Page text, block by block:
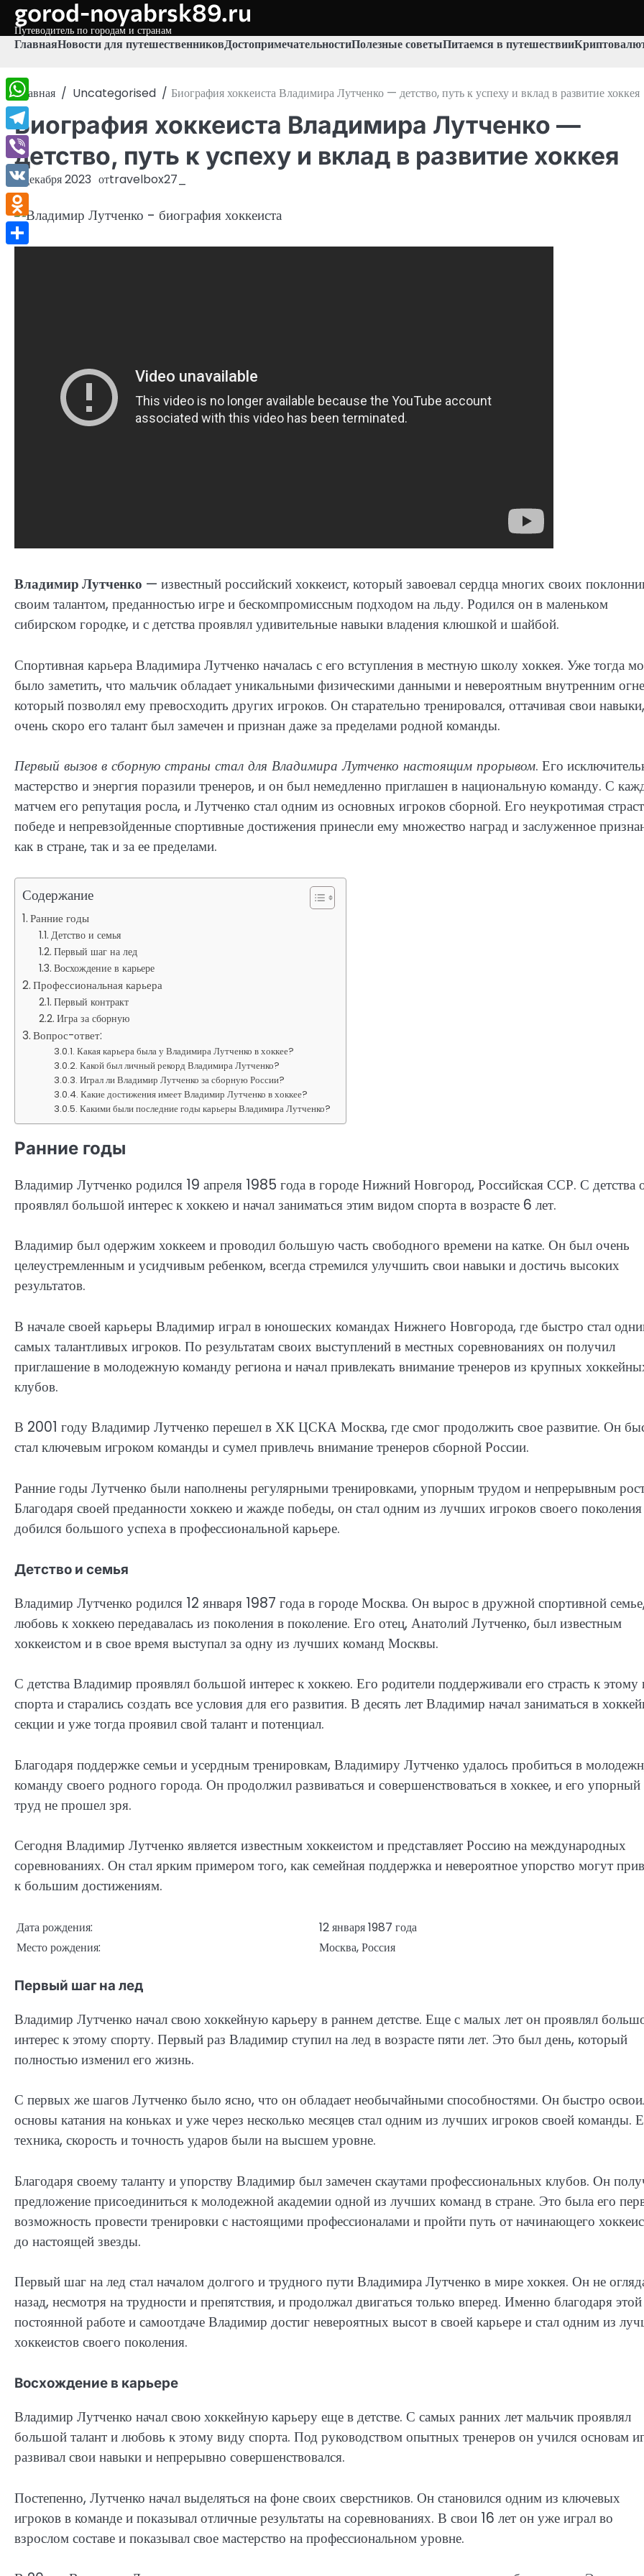
Перейти
содержимому
gorod-noyabrsk89.ru
Путеводитель по городам и странам
ГлавнаяНовости для путешественниковДостопримечательностиПолезные советыПитаемся в путешествии
Главная Uncategorised Биография хоккеиста Владимира Лутченко — детство, путь к успеху и вклад в развитие хоккея
Биография хоккеиста Владимира Лутченко —
детство, путь к успеху и вклад в развитие хоккея
3 декабря 2023 отtravelbox27_
Владимир Лутченко — известный российский хоккеист, который завоевал сердца многих своих
своим талантом, преданностью игре и бескомпромиссным подходом на льду. Родился он в маленьком
сибирском городке, и с детства проявлял удивительные навыки владения клюшкой и шайбой.
Спортивная карьера Владимира Лутченко началась с его вступления в местную школу хоккея. Уже тогда
было заметить, что мальчик обладает уникальными физическими данными и невероятным внутренним
который позволял ему превосходить других игроков. Он старательно тренировался, оттачивая свои
очень скоро его талант был замечен и признан даже за пределами родной команды.
Первый вызов в сборную страны стал для Владимира Лутченко настоящим прорывом. Его
мастерство и энергия поразили тренеров, и он был немедленно приглашен в национальную команду. С
матчем его репутация росла, и Лутченко стал одним из основных игроков сборной. Его неукротимая
победе и непревзойденные спортивные достижения принесли ему множество наград и заслуженное
как в стране, так и за ее пределами.
Содержание
Ранние годы
Детство и семья
Первый шаг на лед
Восхождение в карьере
Профессиональная карьера
Первый контракт
Игра за сборную
Вопрос-ответ:
Какая карьера была у Владимира Лутченко в хоккее?
Какой был личный рекорд Владимира Лутченко?
Играл ли Владимир Лутченко за сборную России?
Какие достижения имеет Владимир Лутченко в хоккее?
Какими были последние годы карьеры Владимира Лутченко?
Ранние годы
Владимир Лутченко родился 19 апреля 1985 года в городе Нижний Новгород, Российская ССР. С детства
проявлял большой интерес к хоккею и начал заниматься этим видом спорта в возрасте 6 лет.
Владимир был одержим хоккеем и проводил большую часть свободного времени на катке. Он был очень
целеустремленным и усидчивым ребенком, всегда стремился улучшить свои навыки и достичь высоких
результатов.
В начале своей карьеры Владимир играл в юношеских командах Нижнего Новгорода, где быстро стал
самых талантливых игроков. По результатам своих выступлений в местных соревнованиях он получил
приглашение в молодежную команду региона и начал привлекать внимание тренеров из крупных
клубов.
В 2001 году Владимир Лутченко перешел в ХК ЦСКА Москва, где смог продолжить свое развитие. Он
стал ключевым игроком команды и сумел привлечь внимание тренеров сборной России.
Ранние годы Лутченко были наполнены регулярными тренировками, упорным трудом и непрерывным
Благодаря своей преданности хоккею и жажде победы, он стал одним из лучших игроков своего
добился большого успеха в профессиональной карьере.
Детство и семья
Владимир Лутченко родился 12 января 1987 года в городе Москва. Он вырос в дружной спортивной
любовь к хоккею передавалась из поколения в поколение. Его отец, Анатолий Лутченко, был известным
хоккеистом и в свое время выступал за одну из лучших команд Москвы.
С детства Владимир проявлял большой интерес к хоккею. Его родители поддерживали его страсть к этому
спорта и старались создать все условия для его развития. В десять лет Владимир начал заниматься в
секции и уже тогда проявил свой талант и потенциал.
Благодаря поддержке семьи и усердным тренировкам, Владимиру Лутченко удалось пробиться в
команду своего родного города. Он продолжил развиваться и совершенствоваться в хоккее, и его упорный
труд не прошел зря.
Сегодня Владимир Лутченко является известным хоккеистом и представляет Россию на международных
соревнованиях. Он стал ярким примером того, как семейная поддержка и невероятное упорство могут
к большим достижениям.
Дата рождения:
12 января 1987 года
Место рождения:
Москва, Россия
Первый шаг на лед
Владимир Лутченко начал свою хоккейную карьеру в раннем детстве. Еще с малых лет он проявлял
интерес к этому спорту. Первый раз Владимир ступил на лед в возрасте пяти лет. Это был день, который
полностью изменил его жизнь.
С первых же шагов Лутченко было ясно, что он обладает необычайными способностями. Он быстро
основы катания на коньках и уже через несколько месяцев стал одним из лучших игроков своей команды.
техника, скорость и точность ударов были на высшем уровне.
Благодаря своему таланту и упорству Владимир был замечен скаутами профессиональных клубов. Он
предложение присоединиться к молодежной академии одной из лучших команд в стране. Это была его
возможность провести тренировки с настоящими профессионалами и пройти путь от начинающего
до настоящей звезды.
Первый шаг на лед стал началом долгого и трудного пути Владимира Лутченко в мире хоккея. Он не
назад, несмотря на трудности и препятствия, и продолжал двигаться только вперед. Именно благодаря этой
постоянной работе и самоотдаче Владимир достиг невероятных высот в своей карьере и стал одним из
хоккеистов своего поколения.
Восхождение в карьере
Владимир Лутченко начал свою хоккейную карьеру еще в детстве. С самых ранних лет мальчик проявлял
большой талант и любовь к этому виду спорта. Под руководством опытных тренеров он учился основам
развивал свои навыки и непрерывно совершенствовался.
Постепенно, Лутченко начал выделяться на фоне своих сверстников. Он становился одним из ключевых
игроков в команде и показывал отличные результаты на соревнованиях. В свои 16 лет он уже играл во
взрослом составе и показывал свое мастерство на профессиональном уровне.
WhatsApp
Telegram
Viber
VK
Odnoklassniki